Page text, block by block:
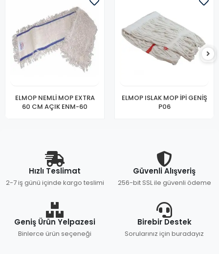
ELMOP NEMLİ MOP EXTRA
60 CM AÇIK ENM-60
ELMOP ISLAK MOP İPİ GENİŞ
P06
Hızlı Teslimat
2-7 iş günü içinde kargo teslimi
Güvenli Alışveriş
256-bit SSL ile güvenli ödeme
Geniş Ürün Yelpazesi
Binlerce ürün seçeneği
Birebir Destek
Sorularınız için buradayız